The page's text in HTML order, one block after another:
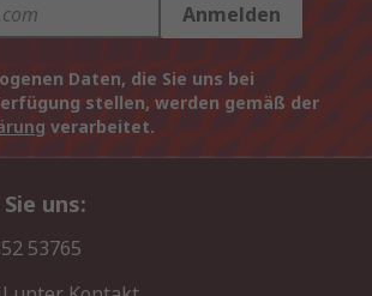
Anmelden
Daten, die Sie uns bei
stellen, werden gemäß der
verarbeitet.
uns:
53765